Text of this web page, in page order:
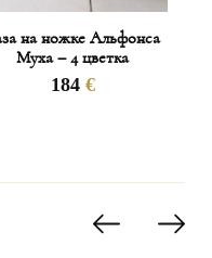
в каждом
от стоимости
на ножке Альфонса
Муха – 4 цветка
184€